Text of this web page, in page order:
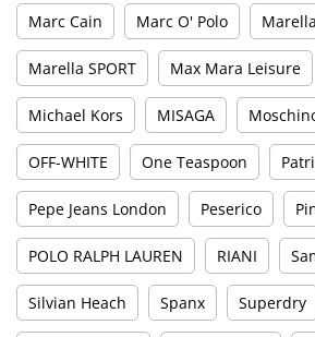
Marc Cain Marc O' Polo Marella
Marella SPORT Max Mara Leisure
Michael Kors MISAGA
OFF-WHITE One Teaspoon
Pepe Jeans London Peserico
POLO RALPH LAUREN RIANI
Silvian Heach Spanx Superdry